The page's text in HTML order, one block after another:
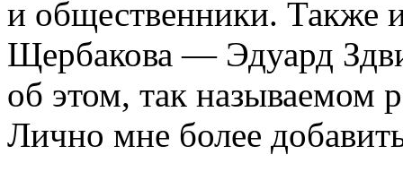
и общественники. Также
Щербакова — Эдуард
об этом, так называемом
Лично мне более